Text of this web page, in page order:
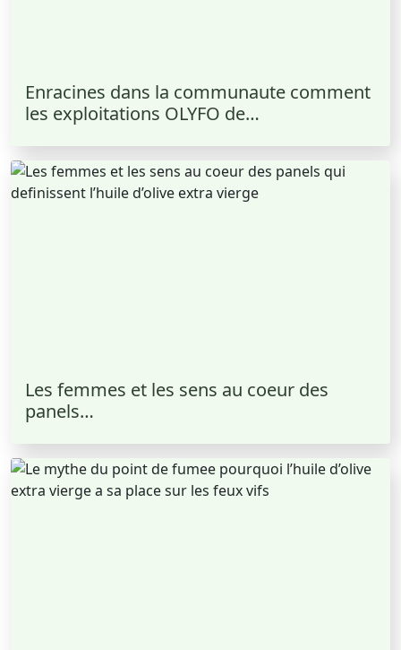
Enracines dans la communaute comment
les exploitations OLYFO de…
Les femmes et les sens au coeur des
panels…